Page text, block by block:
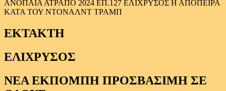
ΕΚΤΑΚΤΗ
ΕΛΙΧΡΥΣΟΣ
ΝΕΑ ΕΚΠΟΜΠΗ ΠΡΟΣΒΑΣΙΜΗ ΣΕ